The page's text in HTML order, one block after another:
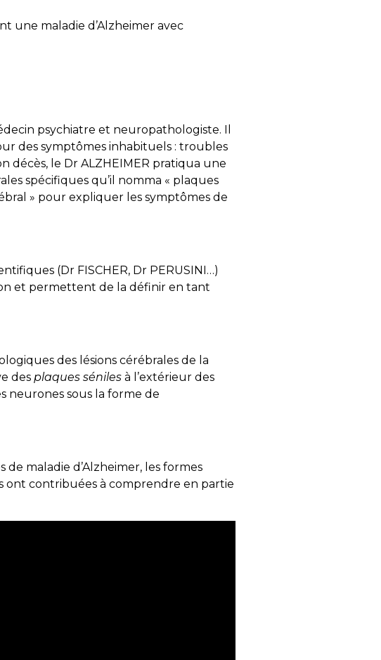
une maladie d’Alzheimer avec
psychiatre et neuropathologiste. Il
des symptômes inhabituels : troubles
décès, le Dr ALZHEIMER pratiqua une
spécifiques qu’il nomma « plaques
» pour expliquer les symptômes de
(Dr FISCHER, Dr PERUSINI…)
et permettent de la définir en tant
des lésions cérébrales de la
des plaques séniles à l’extérieur des
neurones sous la forme de
maladie d’Alzheimer, les formes
ont contribuées à comprendre en partie